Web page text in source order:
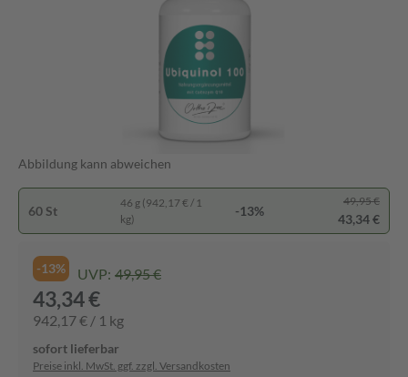
Abbildung kann abweichen
60 St
46 g (942,17 € / 1
kg)
-13%
49,95 €
43,34 €
-13% UVP: 49,95 €
43,34 €
942,17 € / 1 kg
sofort lieferbar
Preise inkl. MwSt. ggf. zzgl. Versandkosten